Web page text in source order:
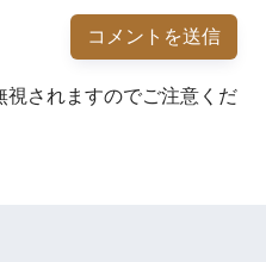
視されますのでご注意くだ